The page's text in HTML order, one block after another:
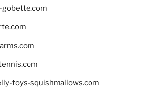
gobette.com
toys-squishmallows.com